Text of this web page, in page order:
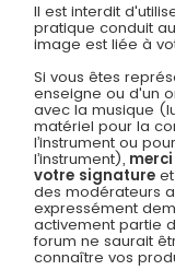
Il est interdit
pratique conduit
image est liée à
Si vous êtes
enseigne ou d'un
avec la musique
matériel pour la
l’instrument ou
l’instrument),
votre signature
des modérateurs
expressément
activement partie
forum ne saurait
connaître vos